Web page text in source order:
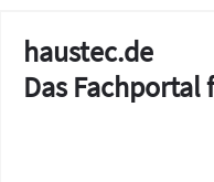
haustec.de
Das